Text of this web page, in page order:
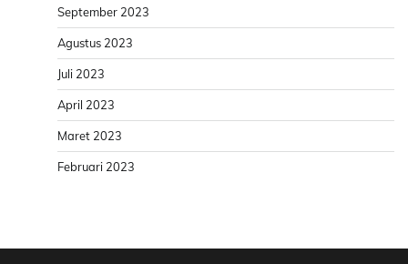
September 2023
Agustus 2023
Juli 2023
April 2023
Maret 2023
Februari 2023